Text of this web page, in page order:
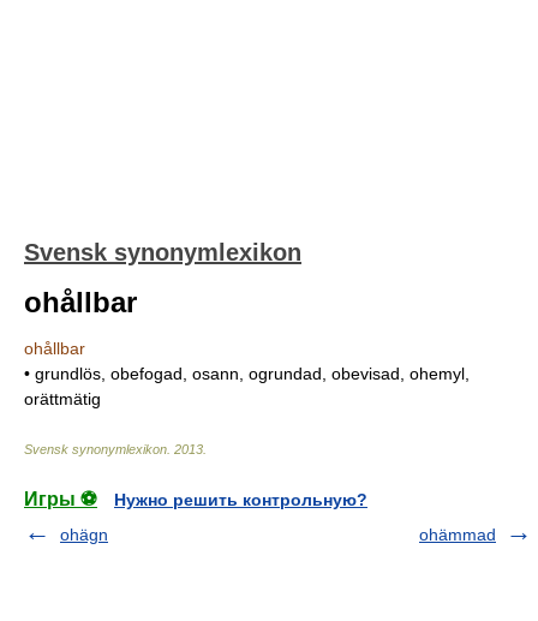
Svensk synonymlexikon
ohållbar
ohållbar
• grundlös, obefogad, osann, ogrundad, obevisad, ohemyl,
orättmätig
Svensk synonymlexikon 2013
Игры ⚽
Нужно решить контрольную?
ohägn
ohämmad